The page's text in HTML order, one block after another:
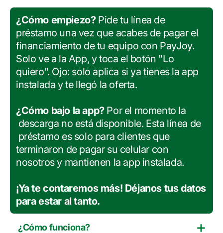
¿Cómo empiezo?Pide tu línea de
préstamo una vez que acabes de pagar el
financiamiento de tu equipo con PayJoy.
Solo ve a la App, y toca el botón "Lo
quiero". Ojo: solo aplica si ya tienes la app
instalada y te llegó la oferta.
¿Cómo bajo la app?Por el momento la
descarga no está disponible. Esta línea de
préstamo es solo para clientes que
terminaron de pagar su celular con
nosotros y mantienen la app instalada.
¡Ya te contaremos más! Déjanos tus datos
para estar al tanto.
¿Cómo funciona?